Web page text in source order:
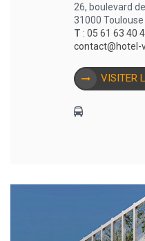
26, boulevard
31000 Toulouse
T : 05 61 63 40
VISITER